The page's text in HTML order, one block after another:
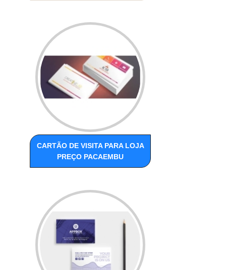
CARTÃO DE VISITA PARA LOJA
PREÇO PACAEMBU